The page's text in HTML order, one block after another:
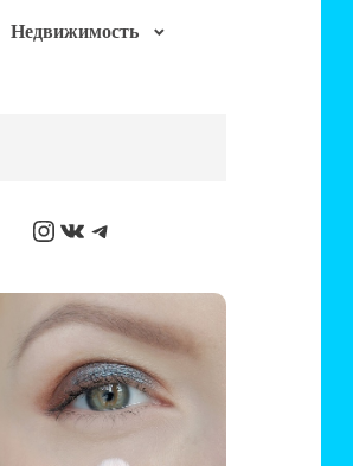
Недвижимость
Instagram
ВКонтакте
Telegram